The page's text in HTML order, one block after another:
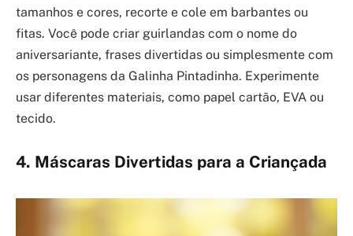
tamanhos e cores, recorte e cole em barbantes ou
fitas. Você pode criar guirlandas com o nome do
aniversariante, frases divertidas ou simplesmente com
os personagens da Galinha Pintadinha. Experimente
usar diferentes materiais, como papel cartão, EVA ou
tecido.
4. Máscaras Divertidas para a Criançada